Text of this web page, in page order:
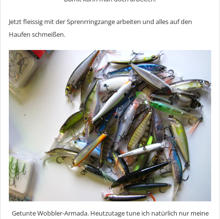
Jetzt fleissig mit der Sprenrringzange arbeiten und alles auf den
Haufen schmeißen.
Getunte Wobbler-Armada. Heutzutage tune ich natürlich nur meine